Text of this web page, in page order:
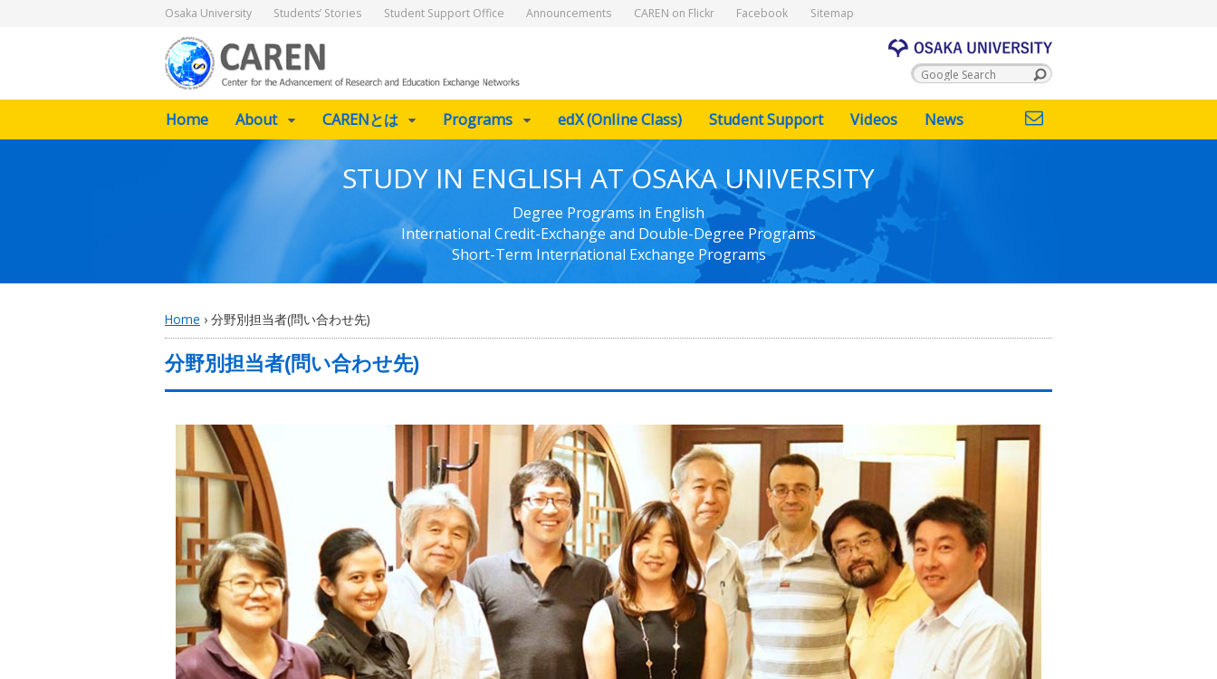
Osaka University Students’ Stories Student Support Office Announcements CAREN on Flickr Facebook Sitemap
Home About CARENとは Programs edX (Online Class) Student Support Videos News
STUDY IN ENGLISH AT OSAKA UNIVERSITY
Degree Programs in English
International Credit-Exchange and Double-Degree Programs
Short-Term International Exchange Programs
Home › 分野別担当者(問い合わせ先)
分野別担当者(問い合わせ先)